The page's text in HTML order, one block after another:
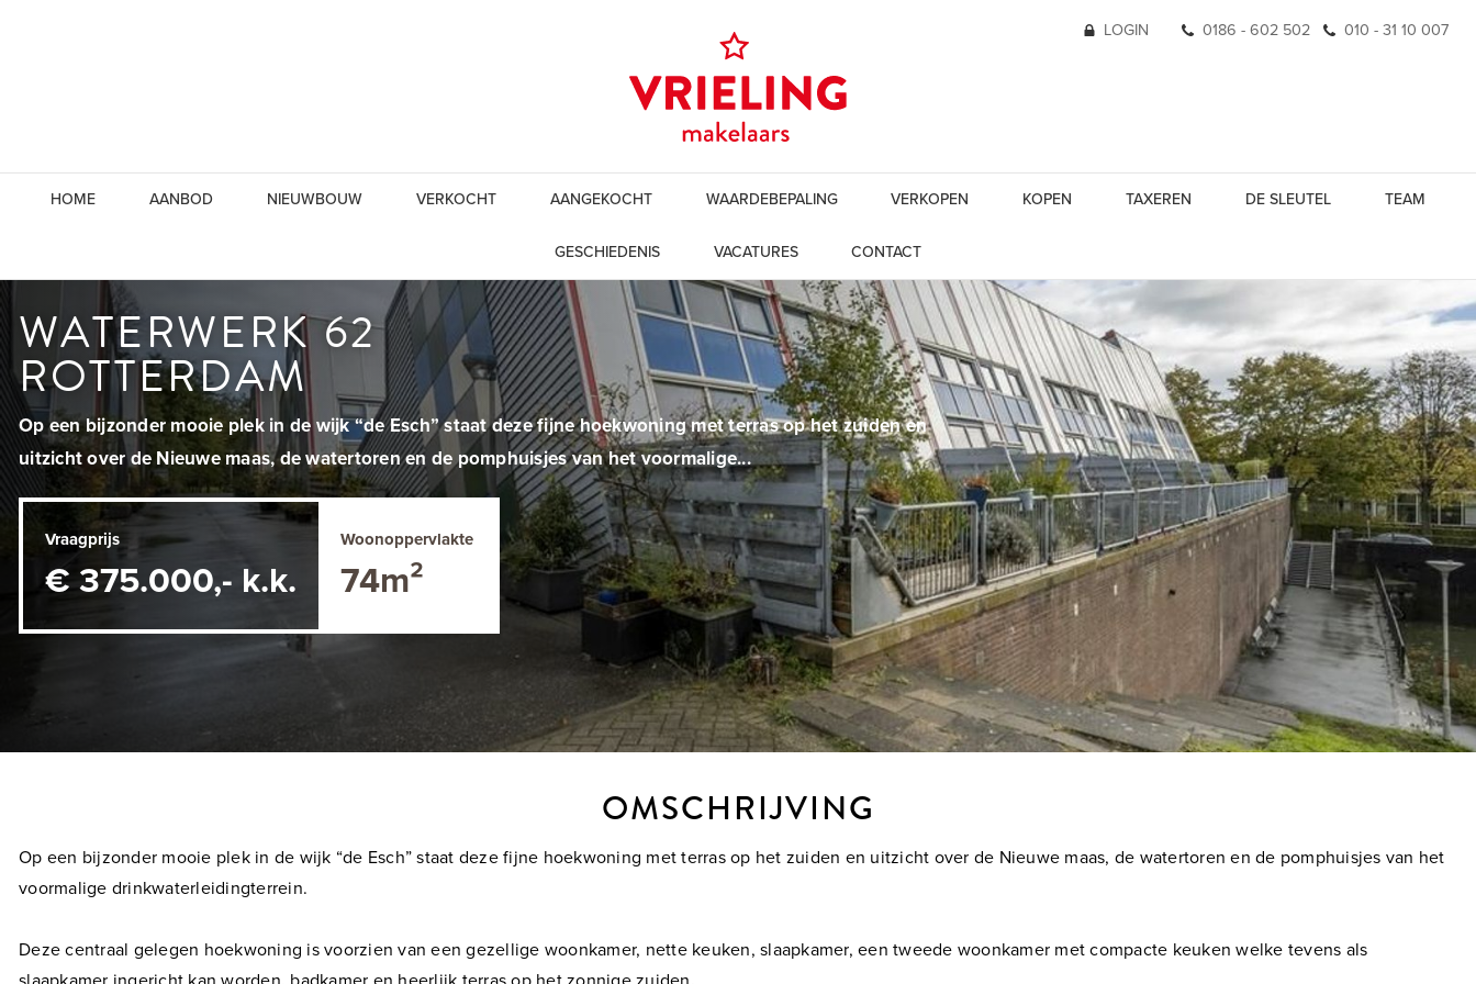
LOGIN 0186 - 602 502 010 - 31 10 007
HOME AANBOD NIEUWBOUW VERKOCHT AANGEKOCHT WAARDEBEPALING VERKOPEN KOPEN TAXEREN DE SLEUTEL TEAM
GESCHIEDENIS VACATURES CONTACT
WATERWERK 62
ROTTERDAM
Op een bijzonder mooie plek in de wijk “de Esch” staat deze fijne hoekwoning met terras op het zuiden en
uitzicht over de Nieuwe maas, de watertoren en de pomphuisjes van het voormalige...
Vraagprijs
€ 375.000,- k.k.
Woonoppervlakte
74m²
OMSCHRIJVING
Op een bijzonder mooie plek in de wijk “de Esch” staat deze fijne hoekwoning met terras op het zuiden en uitzicht over de Nieuwe maas, de watertoren en de pomphuisjes van het
voormalige drinkwaterleidingterrein.
Deze centraal gelegen hoekwoning is voorzien van een gezellige woonkamer, nette keuken, slaapkamer, een tweede woonkamer met compacte keuken welke tevens als